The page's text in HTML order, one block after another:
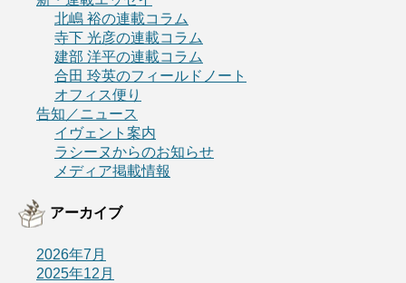
北嶋 裕の連載コラム
寺下 光彦の連載コラム
建部 洋平の連載コラム
合田 玲英のフィールドノート
オフィス便り
告知／ニュース
イヴェント案内
ラシーヌからのお知らせ
メディア掲載情報
アーカイブ
2026年7月
2025年12月